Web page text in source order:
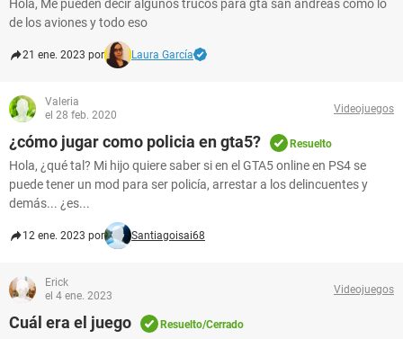
Hola, Me pueden decir algunos trucos para gta san andreas como lo
de los aviones y todo eso
21 ene. 2023 por Laura García
Valeria
el 28 feb. 2020
Videojuegos
¿cómo jugar como policia en gta5? Resuelto
Hola, ¿qué tal? Mi hijo quiere saber si en el GTA5 online en PS4 se
puede tener un mod para ser policía, arrestar a los delincuentes y
demás... ¿es...
12 ene. 2023 por Santiagoisai68
Erick
el 4 ene. 2023
Videojuegos
Cuál era el juego Resuelto/Cerrado